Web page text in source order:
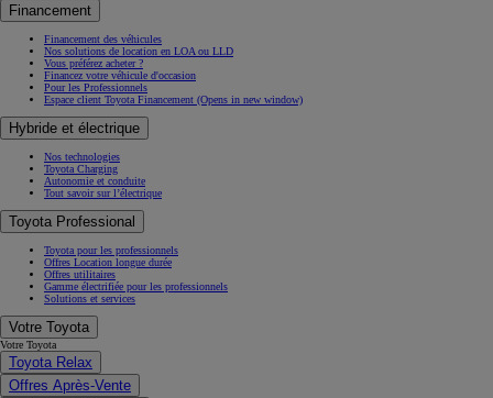
Financement
Financement des véhicules
Nos solutions de location en LOA ou LLD
Vous préférez acheter ?
Financez votre véhicule d'occasion
Pour les Professionnels
Espace client Toyota Financement (Opens in new window)
Hybride et électrique
Nos technologies
Toyota Charging
Autonomie et conduite
Tout savoir sur l’électrique
Toyota Professional
Toyota pour les professionnels
Offres Location longue durée
Offres utilitaires
Gamme électrifiée pour les professionnels
Solutions et services
Votre Toyota
Votre Toyota
Toyota Relax
Offres Après-Vente